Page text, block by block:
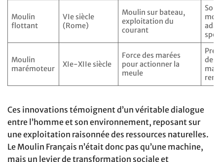
Moulin
flottant
VIe siècle
(Rome)
Moulin sur bateau,
exploitation du
courant
Moulin
marémoteur
XIe-XIIe siècle
Force des marées
pour actionner la
meule
des
Ces innovations témoignent d’un véritable dialogue
entre l’homme et son environnement, reposant sur
une exploitation raisonnée des ressources naturelles.
Le Moulin Français n’était donc pas qu’une machine,
mais un levier de transformation sociale et